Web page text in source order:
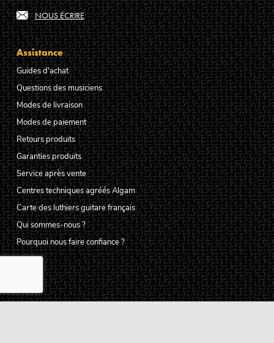
NOUS ÉCRIRE
Assistance
Guides d'achat
Questions des musiciens
Modes de livraison
Modes de paiement
Retours produits
Garanties produits
Service après vente
Centres techniques agréés Algam
Carte des luthiers guitare français
Qui sommes-nous ?
Pourquoi nous faire confiance ?